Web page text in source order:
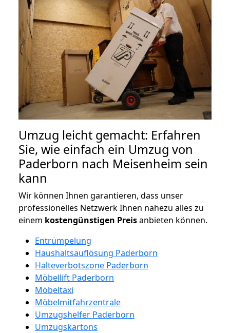
Umzug leicht gemacht: Erfahren
Sie, wie einfach ein Umzug von
Paderborn nach Meisenheim sein
kann
Wir können Ihnen garantieren, dass unser
professionelles Netzwerk Ihnen nahezu alles zu
einem kostengünstigen Preisanbieten können.
Entrümpelung
Haushaltsauflösung Paderborn
Halteverbotszone Paderborn
Möbellift Paderborn
Möbeltaxi
Möbelmitfahrzentrale
Umzugshelfer Paderborn
Umzugskartons